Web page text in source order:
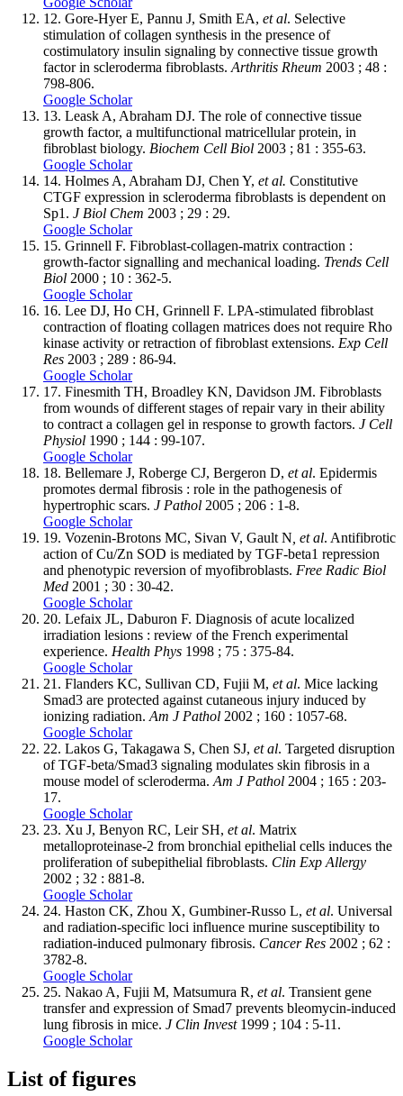
12. Gore-Hyer E, Pannu J, Smith EA, et al. Selective
stimulation of collagen synthesis in the presence of
costimulatory insulin signaling by connective tissue growth
factor in scleroderma fibroblasts. Arthritis Rheum 2003 ; 48 :
798-806.
Google Scholar
13. Leask A, Abraham DJ. The role of connective tissue
growth factor, a multifunctional matricellular protein, in
fibroblast biology. Biochem Cell Biol 2003 ; 81 : 355-63.
Google Scholar
14. Holmes A, Abraham DJ, Chen Y, et al. Constitutive
CTGF expression in scleroderma fibroblasts is dependent on
Sp1. J Biol Chem 2003 ; 29 : 29.
Google Scholar
15. Grinnell F. Fibroblast-collagen-matrix contraction :
growth-factor signalling and mechanical loading. Trends Cell
Biol 2000 ; 10 : 362-5.
Google Scholar
16. Lee DJ, Ho CH, Grinnell F. LPA-stimulated fibroblast
contraction of floating collagen matrices does not require Rho
kinase activity or retraction of fibroblast extensions. Exp Cell
Res 2003 ; 289 : 86-94.
Google Scholar
17. Finesmith TH, Broadley KN, Davidson JM. Fibroblasts
from wounds of different stages of repair vary in their ability
to contract a collagen gel in response to growth factors. J Cell
Physiol 1990 ; 144 : 99-107.
Google Scholar
18. Bellemare J, Roberge CJ, Bergeron D, et al. Epidermis
promotes dermal fibrosis : role in the pathogenesis of
hypertrophic scars. J Pathol 2005 ; 206 : 1-8.
Google Scholar
19. Vozenin-Brotons MC, Sivan V, Gault N , et al. Antifibrotic
action of Cu/Zn SOD is mediated by TGF-beta1 repression
and phenotypic reversion of myofibroblasts. Free Radic Biol
Med 2001 ; 30 : 30-42.
Google Scholar
20. Lefaix JL, Daburon F. Diagnosis of acute localized
irradiation lesions : review of the French experimental
experience. Health Phys 1998 ; 75 : 375-84.
Google Scholar
21. Flanders KC, Sullivan CD, Fujii M, et al. Mice lacking
Smad3 are protected against cutaneous injury induced by
ionizing radiation. Am J Pathol 2002 ; 160 : 1057-68.
Google Scholar
22. Lakos G, Takagawa S, Chen SJ, et al. Targeted disruption
of TGF-beta/Smad3 signaling modulates skin fibrosis in a
mouse model of scleroderma. Am J Pathol 2004 ; 165 : 203-
17.
Google Scholar
23. Xu J, Benyon RC, Leir SH, et al. Matrix
metalloproteinase-2 from bronchial epithelial cells induces the
proliferation of subepithelial fibroblasts. Clin Exp Allergy
2002 ; 32 : 881-8.
Google Scholar
24. Haston CK, Zhou X, Gumbiner-Russo L, et al. Universal
and radiation-specific loci influence murine susceptibility to
radiation-induced pulmonary fibrosis. Cancer Res 2002 ; 62 :
3782-8.
Google Scholar
25. Nakao A, Fujii M, Matsumura R, et al. Transient gene
transfer and expression of Smad7 prevents bleomycin-induced
lung fibrosis in mice. J Clin Invest1999 ; 104 : 5-11.
Google Scholar
List of figures